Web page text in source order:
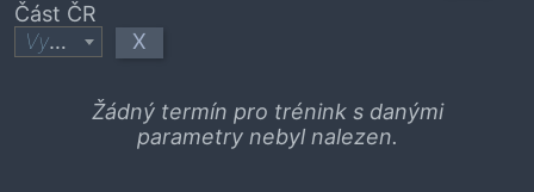
Část ČR
Vyberte
X
Žádný termín pro trénink s danými
parametry nebyl nalezen.